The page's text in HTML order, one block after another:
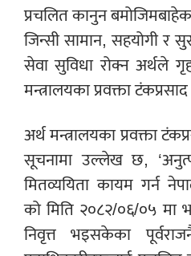
प्रचलित कानुन
जिन्सी सामान, सहयोगी र
सेवा सुविधा रोक्न अर्थले
मन्त्रालयका प्रवक्ता
अर्थ मन्त्रालयका प्रवक्ता
सूचनामा उल्लेख छ,
मितव्ययिता कायम गर्न
को मिति २०८२/०६/०५ मा
निवृत्त भइसकेका